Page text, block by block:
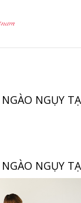
NGỤY
NGỤY